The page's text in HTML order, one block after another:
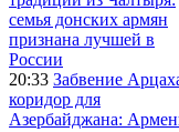
семья донских армян
признана лучшей в
России
20:33 Забвение
коридор для
Азербайджана: